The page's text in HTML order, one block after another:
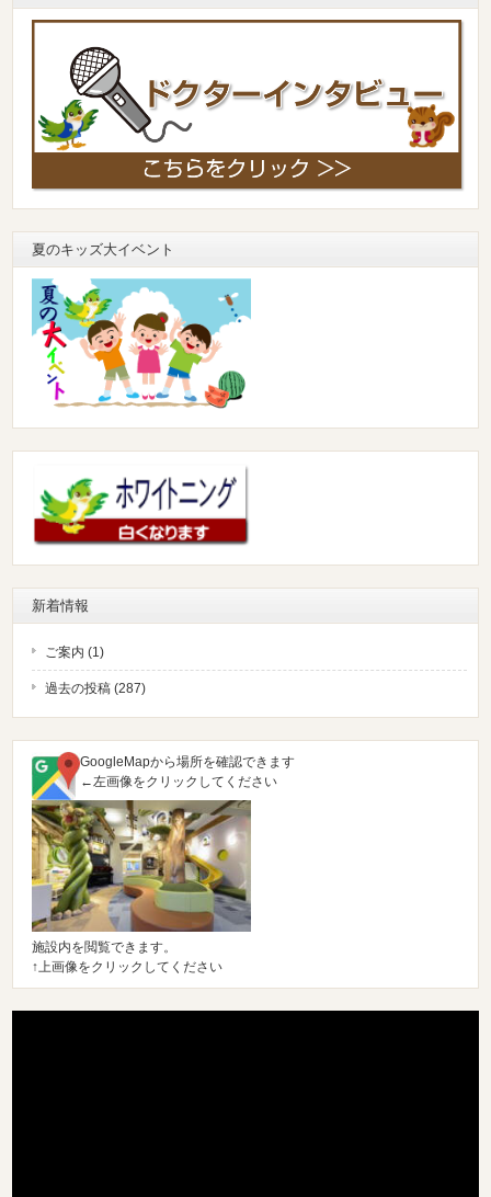
夏のキッズ大イベント
新着情報
ご案内 (1)
過去の投稿 (287)
GoogleMapから場所を確認できます
←左画像をクリックしてください
施設内を閲覧できます。
↑上画像をクリックしてください